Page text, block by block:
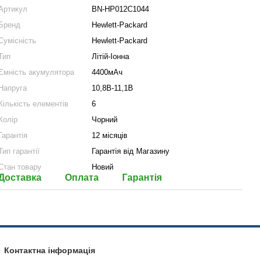
BN-HP012C1044
Бренд
Hewlett-Packard
Hewlett-Packard
Літій-Іонна
акумулятора
4400мАч
Напруга
10,8В-11,1В
Кількість елементів
6
Колір
Чорний
Гарантія
12 місяців
гарантії
Гарантія від Магазину
товару
Новий
Оплата Гарантія
Контактна інформація